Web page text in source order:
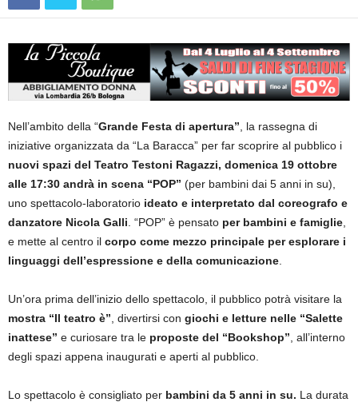
Nell’ambito della “Grande Festa di apertura”, la rassegna di
iniziative organizzata da “La Baracca” per far scoprire al pubblico i
nuovi spazi del Teatro Testoni Ragazzi, domenica 19 ottobre
alle 17:30 andrà in scena “POP” (per bambini dai 5 anni in su),
uno spettacolo-laboratorio ideato e interpretato dal coreografo e
danzatore Nicola Galli. “POP” è pensato per bambini e famiglie,
e mette al centro il corpo come mezzo principale per esplorare i
linguaggi dell’espressione e della comunicazione.
Un’ora prima dell’inizio dello spettacolo, il pubblico potrà visitare la
mostra “Il teatro è”, divertirsi con giochi e letture nelle “Salette
inattese” e curiosare tra le proposte del “Bookshop”, all’interno
degli spazi appena inaugurati e aperti al pubblico.
Lo spettacolo è consigliato per bambini da 5 anni in su. La durata